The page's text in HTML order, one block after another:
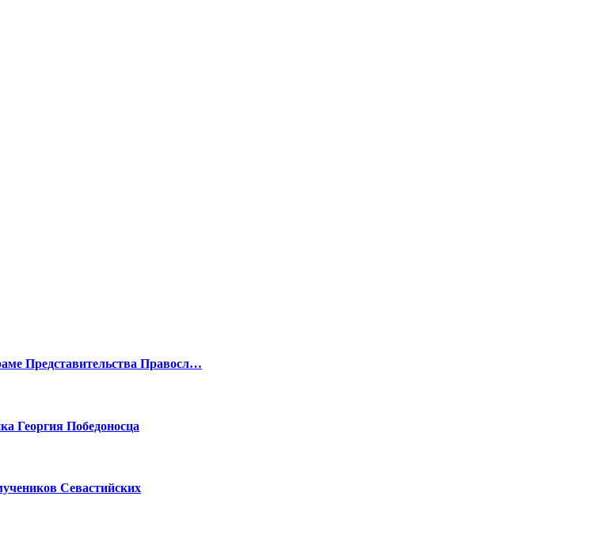
Представительства Правосл…
Георгия Победоносца
Севастийских